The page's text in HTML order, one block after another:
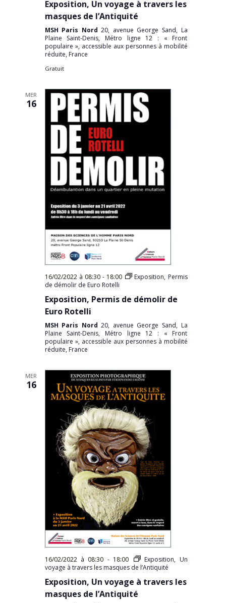
Exposition, Un voyage à travers les
masques de l’Antiquité
MSH Paris Nord20, avenue George Sand, La
Plaine Saint-Denis, Métro ligne 12 : « Front
populaire », accessible aux personnes à mobilité
réduite, France
Gratuit
MER
16
16/02/2022 à 08:30- 18:00
Exposition, Permis
de démolir de Euro Rotelli
Exposition, Permis de démolir de
Euro Rotelli
MSH Paris Nord20, avenue George Sand, La
Plaine Saint-Denis, Métro ligne 12 : « Front
populaire », accessible aux personnes à mobilité
réduite, France
MER
16
16/02/2022 à 08:30 - 18:00
Exposition, Un
voyage à travers les masques de l’Antiquité
Exposition, Un voyage à travers les
masques de l’Antiquité